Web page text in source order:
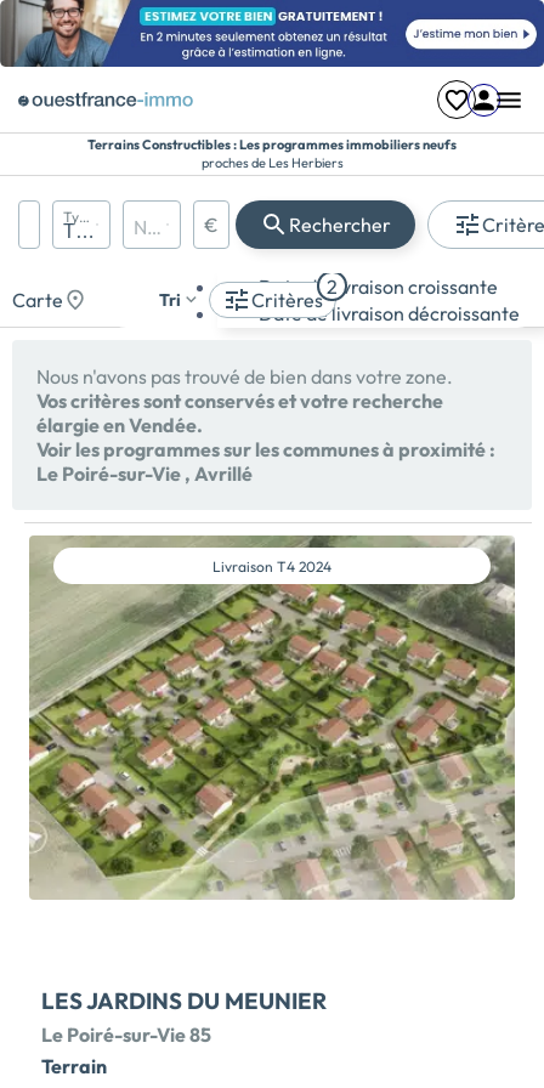
Terrains Constructibles : Les programmes immobiliers neufs
proches de Les Herbiers
Région, département, ville, CP
Maison
Types de biens Nombre de pièces Prix maximum
€ Rechercher
Carte Critères
2
Tri
Date de livraison croissante
Date de livraison décroissante
Nous n'avons pas trouvé de bien dans votre zone.
Vos critères sont conservés et votre recherche
élargie en Vendée.
Voir les programmes sur les communes à proximité :
Le Poiré-sur-Vie , Avrillé
Livraison T4 2024
LES JARDINS DU MEUNIER
Le Poiré-sur-Vie 85
Terrain